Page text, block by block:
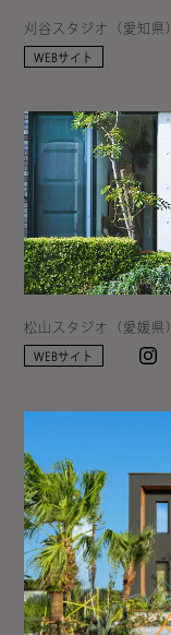
刈谷スタジオ（愛知県）
WEBサイト
松山スタジオ（愛媛県）
WEBサイト